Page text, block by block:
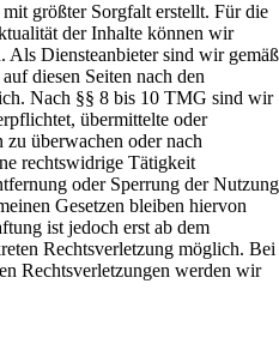
größter Sorgfalt erstellt. Für die
der Inhalte können wir
Als Diensteanbieter sind wir gemäß
diesen Seiten nach den
Nach §§ 8 bis 10 TMG sind wir
übermittelte oder
überwachen oder nach
rechtswidrige Tätigkeit
oder Sperrung der Nutzung
Gesetzen bleiben hiervon
ist jedoch erst ab dem
Rechtsverletzung möglich. Bei
Rechtsverletzungen werden wir